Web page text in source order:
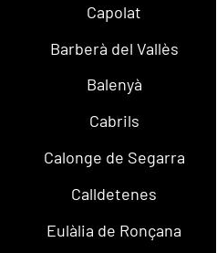
Capolat
Barberà del Vallès
Balenyà
Cabrils
Calonge de Segarra
Calldetenes
Eulàlia de Ronçana